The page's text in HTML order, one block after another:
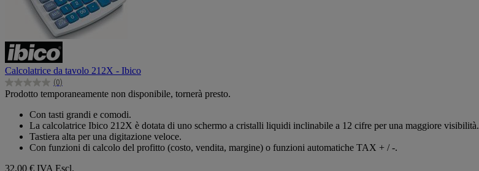
Calcolatrice da tavolo 212X - Ibico
(0)
0.0
su
Prodotto temporaneamente non disponibile, tornerà presto.
Con tasti grandi e comodi.
La calcolatrice Ibico 212X è dotata di uno schermo a cristalli liquidi inclinabile a 12 cifre per una maggiore visibilità.
Tastiera alta per una digitazione veloce.
Con funzioni di calcolo del profitto (costo, vendita, margine) o funzioni automatiche TAX + / -.
32,00 € IVA Escl.